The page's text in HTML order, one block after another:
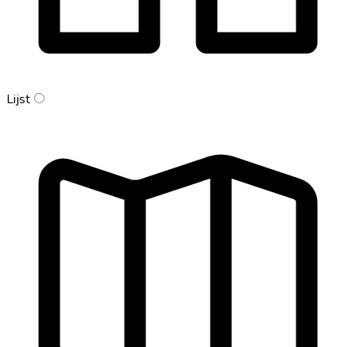
Lijst